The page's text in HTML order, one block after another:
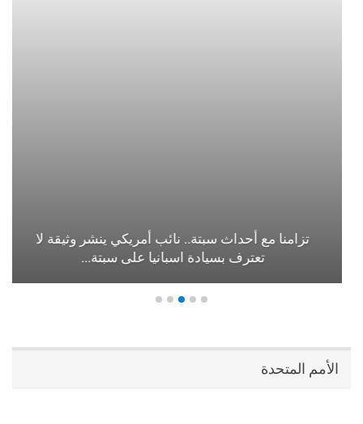
تزامنا مع أحداث سبتة.. نائب أمريكي ينشر وثيقة لا
تعترف بسيادة اسبانيا على سبتة…
الأمم المتحدة